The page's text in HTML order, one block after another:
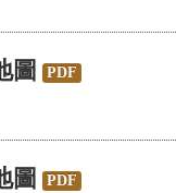
圖 PDF
圖 PDF